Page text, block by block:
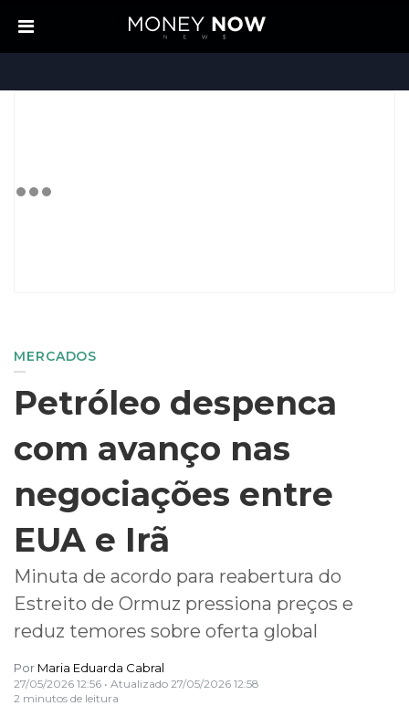
MERCADOS
Petróleo despenca
com avanço nas
negociações entre
EUA e Irã
Minuta de acordo para reabertura do
Estreito de Ormuz pressiona preços e
reduz temores sobre oferta global
Por Maria Eduarda Cabral
27/05/2026 12:56 • Atualizado 27/05/2026 12:58
2 minutos de leitura